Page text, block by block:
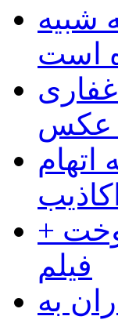
شبیه
عکس
اتهام
+
فیلم
به